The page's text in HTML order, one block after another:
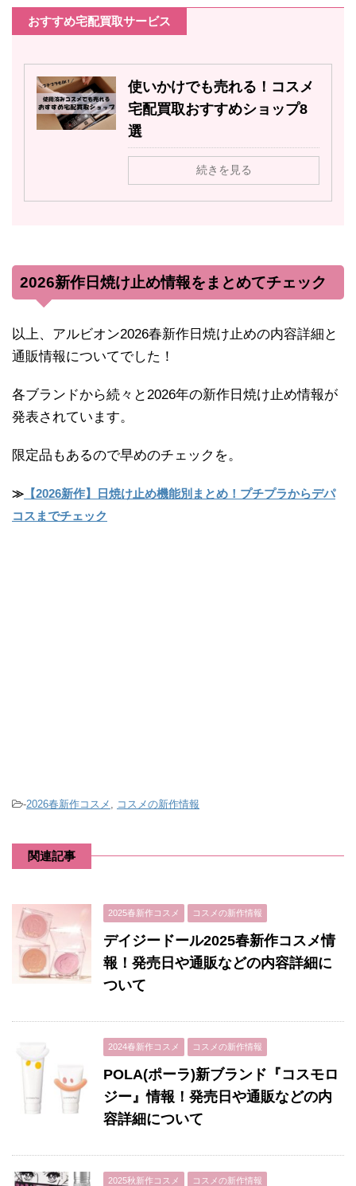
おすすめ宅配買取サービス
使いかけでも売れる！コスメ
宅配買取おすすめショップ8
選
続きを見る
2026新作日焼け止め情報をまとめてチェック
以上、アルビオン2026春新作日焼け止めの内容詳細と
通販情報についてでした！
各ブランドから続々と2026年の新作日焼け止め情報が
発表されています。
限定品もあるので早めのチェックを。
≫ 【2026新作】日焼け止め機能別まとめ！プチプラからデパ
コスまでチェック
-2026春新作コスメ コスメの新作情報
関連記事
2025春新作コスメ コスメの新作情報
デイジードール2025春新作コスメ情
報！発売日や通販などの内容詳細に
ついて
2024春新作コスメ コスメの新作情報
POLA(ポーラ)新ブランド『コスモロ
ジー』情報！発売日や通販などの内
容詳細について
2025秋新作コスメ コスメの新作情報